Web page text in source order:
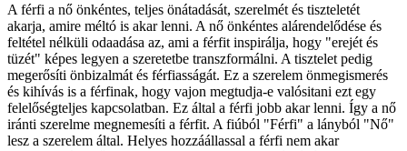
A férfi a nő önkéntes, teljes önátadását, szerelmét és tiszteletét
akarja, amire méltó is akar lenni. A nő önkéntes alárendelődése és
feltétel nélküli odaadása az, ami a férfit inspirálja, hogy "erejét és
tüzét" képes legyen a szeretetbe transzformálni. A tisztelet pedig
megerősíti önbizalmát és férfiasságát. Ez a szerelem önmegismerés
és kihívás is a férfinak, hogy vajon megtudja-e valósitani ezt egy
felelőségteljes kapcsolatban. Ez által a férfi jobb akar lenni. Így a nő
iránti szerelme megnemesíti a férfit. A fiúból "Férfi" a lányból "Nő"
lesz a szerelem által. Helyes hozzáállassal a férfi nem akar